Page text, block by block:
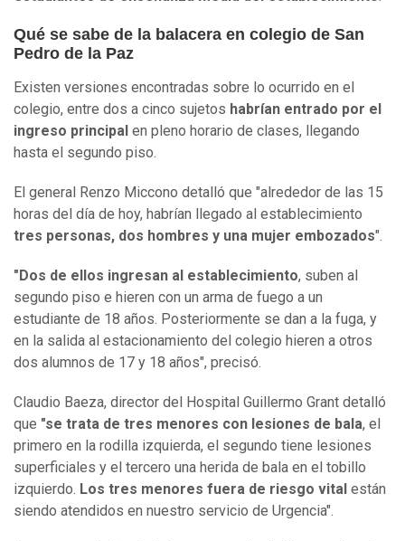
Qué se sabe de la balacera en colegio de San
Pedro de la Paz
Existen versiones encontradas sobre lo ocurrido en el
colegio, entre dos a cinco sujetos habrían entrado por el
ingreso principal en pleno horario de clases, llegando
hasta el segundo piso.
El general Renzo Miccono detalló que "alrededor de las 15
horas del día de hoy, habrían llegado al establecimiento
tres personas, dos hombres y una mujer embozados".
"Dos de ellos ingresan al establecimiento, suben al
segundo piso e hieren con un arma de fuego a un
estudiante de 18 años. Posteriormente se dan a la fuga, y
en la salida al estacionamiento del colegio hieren a otros
dos alumnos de 17 y 18 años", precisó.
Claudio Baeza, director del Hospital Guillermo Grant detalló
que "se trata de tres menores con lesiones de bala, el
primero en la rodilla izquierda, el segundo tiene lesiones
superficiales y el tercero una herida de bala en el tobillo
izquierdo. Los tres menores fuera de riesgo vital están
siendo atendidos en nuestro servicio de Urgencia".